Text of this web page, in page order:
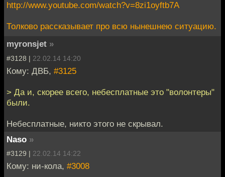
http://www.youtube.com/watch?v=8zi1oyftb7A
Толково рассказывает про всю нынешнею ситуацию.
myronsjet »
#3128 | 22.02.14 14:20
Кому: ДВБ, #3125
> Да и, скорее всего, небесплатные это "волонтеры"
были.
Небесплатные, никто этого не скрывал.
Naso »
#3129 | 22.02.14 14:22
Кому: ни-кола, #3008